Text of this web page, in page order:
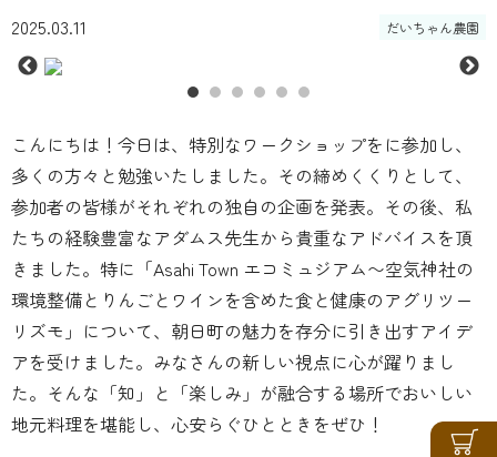
2025.03.11 だいちゃん農園
こんにちは！今日は、特別なワークショップをに参加し、
多くの方々と勉強いたしました。その締めくくりとして、
参加者の皆様がそれぞれの独自の企画を発表。その後、私
たちの経験豊富なアダムス先生から貴重なアドバイスを頂
きました。特に「Asahi Town エコミュジアム〜空気神社の
環境整備とりんごとワインを含めた食と健康のアグリツー
リズモ」について、朝日町の魅力を存分に引き出すアイデ
アを受けました。みなさんの新しい視点に心が躍りまし
た。そんな「知」と「楽しみ」が融合する場所でおいしい
地元料理を堪能し、心安らぐひとときをぜひ！